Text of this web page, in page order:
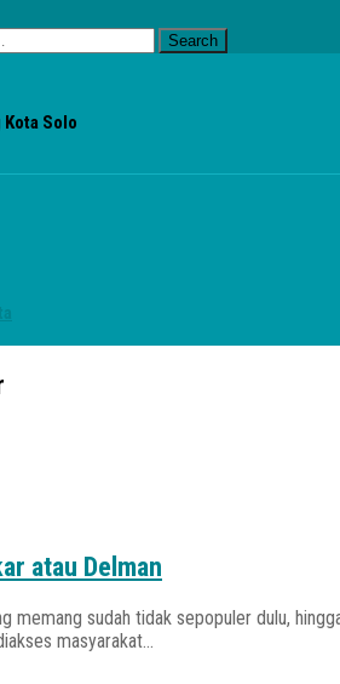
Solo
atau Delman
memang sudah tidak sepopuler dulu,
masyarakat...